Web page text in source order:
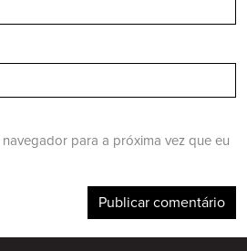
para a próxima vez que eu